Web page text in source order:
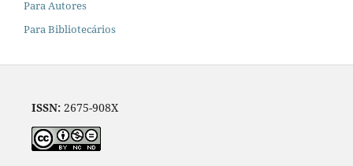
Para Autores
Para Bibliotecários
ISSN:2675-908X